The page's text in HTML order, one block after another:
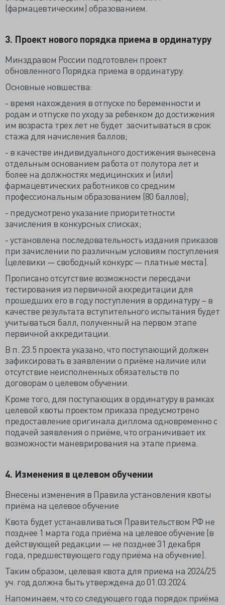
(фармацевтическим) образованием.
3. Проект нового порядка приема в ординатуру
Минздравом России подготовлен проект
обновленного Порядка приема в ординатуру.
Основные новшества:
- время нахождения в отпуске по беременности и
родам и отпуске по уходу за ребенком до достижения
им возраста трех лет не будет засчитываться в срок
стажа для начисления баллов;
- в качестве индивидуального достижения вынесена
отдельным основанием работа от полутора лет и
более на должностях медицинских и (или)
фармацевтических работников со средним
профессиональным образованием (80 баллов);
- предусмотрено указание приоритетности
зачисления в конкурсных списках;
- установлена последовательность издания приказов
при зачислении по различным условиям поступления
(целевики — свободный конкурс — платные места).
Прописано отсутствие возможности пересдачи
тестирования из первичной аккредитации для
прошедших его в году поступления в ординатуру – в
качестве результата вступительного испытания будет
учитываться балл, полученный на первом этапе
первичной аккредитации.
В п. 23.5 проекта указано, что поступающий должен
зафиксировать в заявлении о приёме наличие или
отсутствие неисполненных обязательств по
договорам о целевом обучении.
Кроме того, для поступающих в ординатуру в рамках
целевой квоты проектом приказа предусмотрено
предоставление оригинала диплома одновременно с
подачей заявления о приёме, что ограничивает их
возможности маневрирования на этапе приема.
4. Изменения в целевом обучении
Внесены изменения в Правила установления квоты
приёма на целевое обучение
Квота будет устанавливаться Правительством РФ не
позднее 1 марта года приёма на целевое обучение (в
действующей редакции — не позднее 31 декабря
года, предшествующего году приёма на обучение).
Таким образом, целевая квота для приема на 2024/25
уч. год должна быть утверждена до 01.03.2024.
Напоминаем, что со следующего года порядок приёма